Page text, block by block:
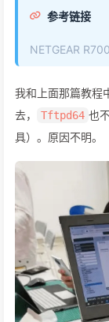
参考链接
NETGEAR
我和上面那篇教程
去，
Tftpd64 也
具）。原因不明。